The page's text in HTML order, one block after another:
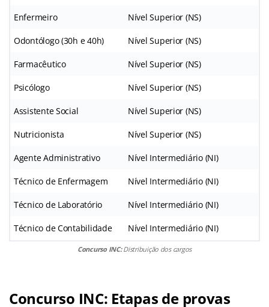
Enfermeiro Nível Superior (NS)
Odontólogo (30h e 40h) Nível Superior (NS)
Farmacêutico Nível Superior (NS)
Psicólogo Nível Superior (NS)
Assistente Social Nível Superior (NS)
Nutricionista Nível Superior (NS)
Agente Administrativo Nível Intermediário (NI)
Técnico de Enfermagem Nível Intermediário (NI)
Técnico de Laboratório Nível Intermediário (NI)
Técnico de Contabilidade Nível Intermediário (NI)
Concurso INC:Distribuição dos cargos
Concurso INC: Etapas de provas